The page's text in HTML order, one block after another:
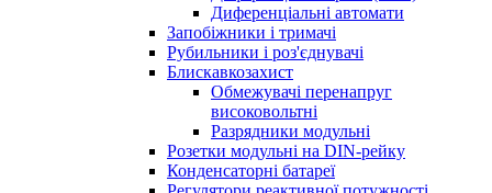
Диференціальні автомати
Запобіжники і тримачі
Рубильники і роз'єднувачі
Блискавкозахист
Обмежувачі перенапруг
високовольтні
Разрядники модульні
Розетки модульні на DIN-рейку
Конденсаторні батареї